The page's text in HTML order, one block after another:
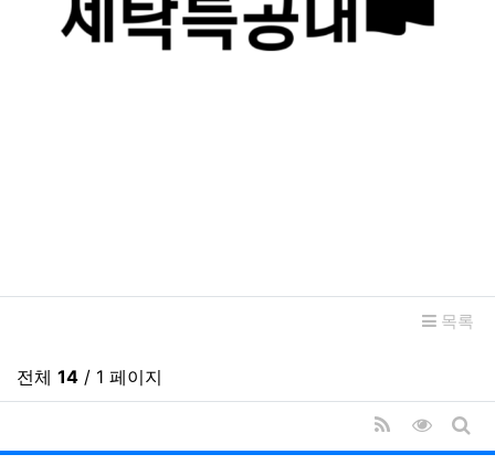
목록
전체 14 / 1 페이지
RSS
조회순
게